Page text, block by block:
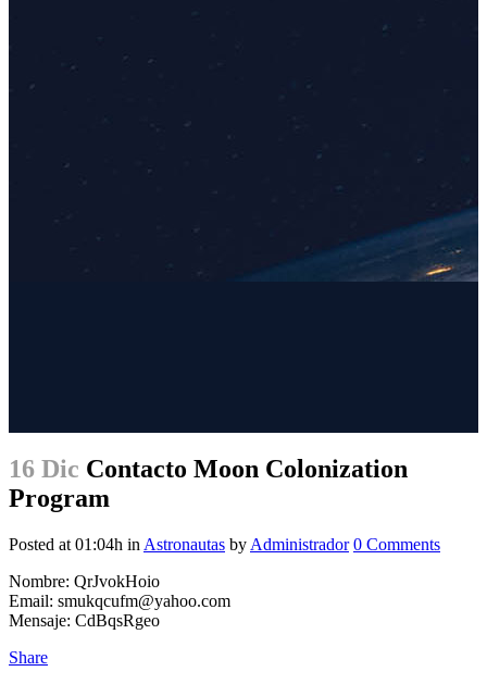
16 Dic Contacto Moon Colonization
Program
Posted at 01:04h in Astronautas by Administrador 0 Comments
Nombre: QrJvokHoio
Email: smukqcufm@yahoo.com
Mensaje: CdBqsRgeo
Share